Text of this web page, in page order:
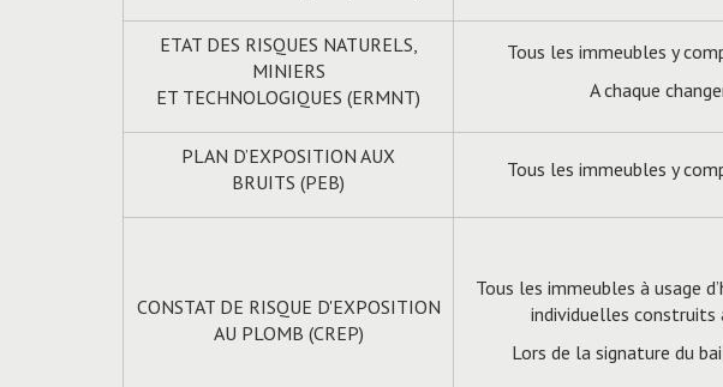
ETAT DES RISQUES NATURELS,
MINIERS
ET TECHNOLOGIQUES (ERMNT)
Tous les immeubles y
A chaque
PLAN D’EXPOSITION AUX
BRUITS (PEB)
Tous les immeubles y
CONSTAT DE RISQUE D'EXPOSITION
AU PLOMB (CREP)
Tous les immeubles à usage
individuelles
Lors de la signature du